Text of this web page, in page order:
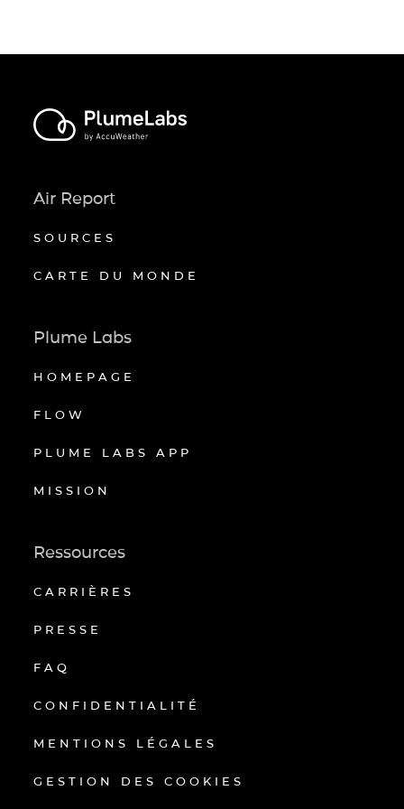
Air Report
SOURCES
CARTE DU MONDE
Plume Labs
HOMEPAGE
FLOW
PLUME LABS APP
MISSION
Ressources
CARRIÈRES
PRESSE
FAQ
CONFIDENTIALITÉ
MENTIONS LÉGALES
GESTION DES COOKIES